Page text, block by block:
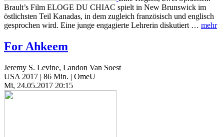
Brault’s Film ELOGE DU CHIAC spielt in New Brunswick im
östlichsten Teil Kanadas, in dem zugleich französisch und englisch
gesprochen wird. Eine junge engagierte Lehrerin diskutiert … mehr
For Ahkeem
Jeremy S. Levine, Landon Van Soest
USA 2017 | 86 Min. | OmeU
Mi, 24.05.2017 20:15